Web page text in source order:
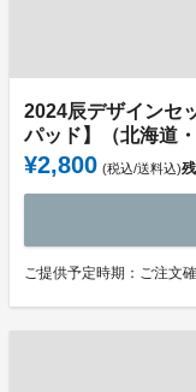
2024辰デザインセ
パッド】（北海道
¥2,800 (税込/送料込)
ご提供予定時期：ご注文